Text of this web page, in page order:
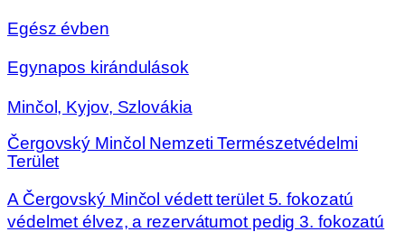
Egész évben
Egynapos kirándulások
Minčol, Kyjov, Szlovákia
Čergovský Minčol Nemzeti Természetvédelmi
Terület
A Čergovský Minčol védett terület 5. fokozatú
védelmet élvez, a rezervátumot pedig 3. fokozatú